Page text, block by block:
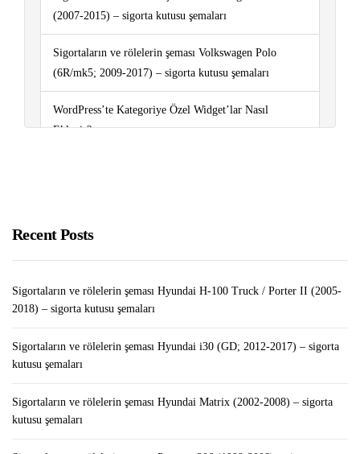
(2007-2015) – sigorta kutusu şemaları
Sigortaların ve rölelerin şeması Volkswagen Polo
(6R/mk5; 2009-2017) – sigorta kutusu şemaları
WordPress’te Kategoriye Özel Widget’lar Nasıl
Eklenir?
Recent Posts
Sigortaların ve rölelerin şeması Hyundai H-100 Truck / Porter II (2005-
2018) – sigorta kutusu şemaları
Sigortaların ve rölelerin şeması Hyundai i30 (GD; 2012-2017) – sigorta
kutusu şemaları
Sigortaların ve rölelerin şeması Hyundai Matrix (2002-2008) – sigorta
kutusu şemaları